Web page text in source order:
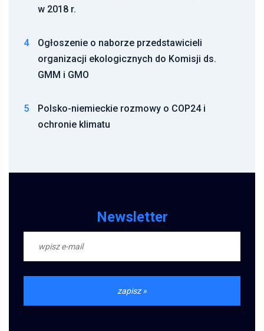
w 2018 r.
4
Ogłoszenie o naborze przedstawicieli
organizacji ekologicznych do Komisji ds.
GMM i GMO
5
Polsko-niemieckie rozmowy o COP24 i
ochronie klimatu
Newsletter